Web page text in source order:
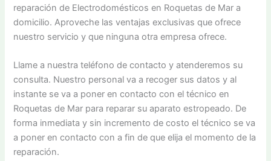
reparación de Electrodomésticos en Roquetas de Mar a
domicilio. Aproveche las ventajas exclusivas que ofrece
nuestro servicio y que ninguna otra empresa ofrece.
Llame a nuestra teléfono de contacto y atenderemos su
consulta. Nuestro personal va a recoger sus datos y al
instante se va a poner en contacto con el técnico en
Roquetas de Mar para reparar su aparato estropeado. De
forma inmediata y sin incremento de costo el técnico se va
a poner en contacto con a fin de que elija el momento de la
reparación.